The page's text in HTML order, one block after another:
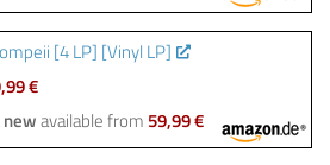
[4 LP] [Vinyl LP]
€
newavailable from 59,99 €